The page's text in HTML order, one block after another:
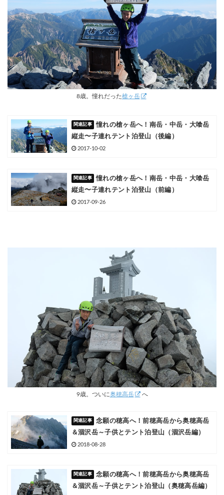
8歳。憧れだった槍ヶ岳
憧れの槍ヶ岳へ！南岳・中岳・大喰岳
縦走〜子連れテント泊登山（後編）
2017-10-02
憧れの槍ヶ岳へ！南岳・中岳・大喰岳
縦走〜子連れテント泊登山（前編）
2017-09-26
9歳。ついに奥穂高岳 へ
念願の穂高へ！前穂高岳から奥穂高岳
＆涸沢岳～子供とテント泊登山（涸沢岳編）
2018-08-28
念願の穂高へ！前穂高岳から奥穂高岳
＆涸沢岳～子供とテント泊登山（奥穂高岳編）